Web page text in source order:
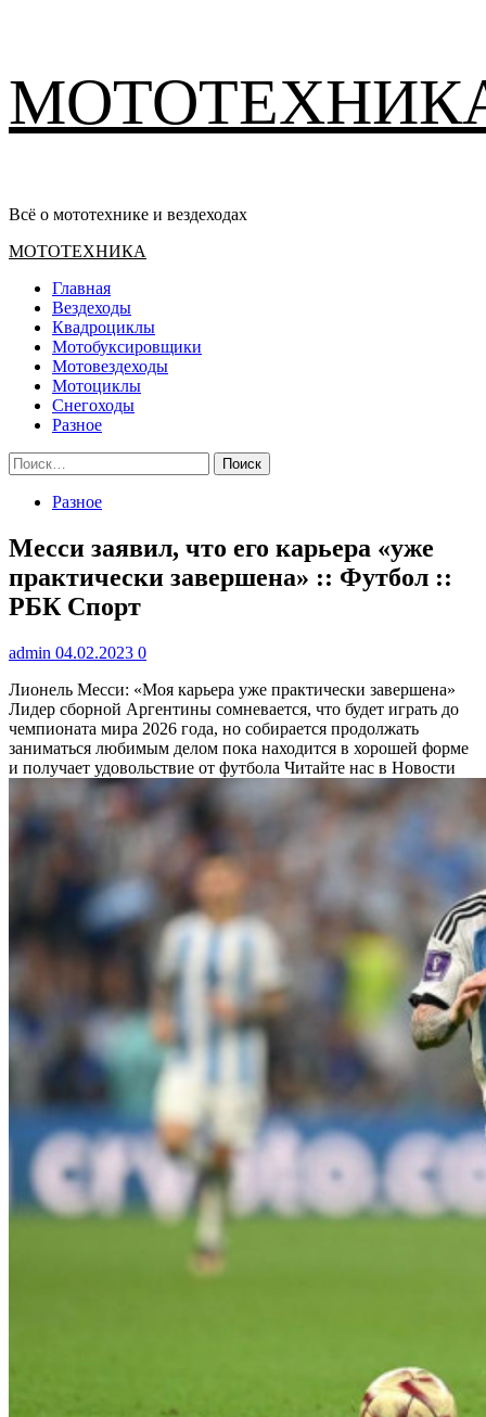
содержимому
Всё о мототехнике и вездеходах
Основное
МОТОТЕХНИКА
Главная
Вездеходы
Квадроциклы
Мотобуксировщики
Мотовездеходы
Мотоциклы
Снегоходы
Разное
Найти:
Разное
Месси заявил, что его карьера «уже
практически завершена» :: Футбол ::
РБК Спорт
admin 04.02.2023 0
Лионель Месси: «Моя карьера уже практически завершена»
Лидер сборной Аргентины сомневается, что будет играть до
чемпионата мира 2026 года, но собирается продолжать
заниматься любимым делом пока находится в хорошей форме
и получает удовольствие от футбола Читайте нас в Новости